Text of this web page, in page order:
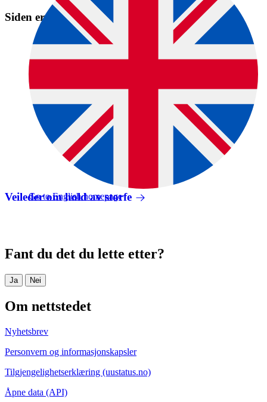
Go to English homepage
Siden er en del av denne veiledningen:
Veileder om hold av storfe
Fant du det du lette etter?
Ja Nei
Om nettstedet
Nyhetsbrev
Personvern og informasjonskapsler
Tilgjengelighetserklæring (uustatus.no)
Åpne data (API)